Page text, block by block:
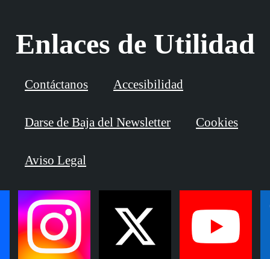
Enlaces de Utilidad
Contáctanos Accesibilidad
Darse de Baja del Newsletter Cookies
Aviso Legal